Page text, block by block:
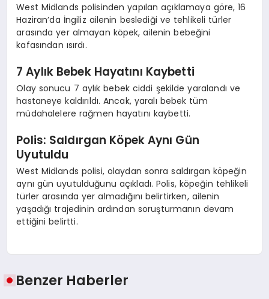
West Midlands polisinden yapılan açıklamaya göre, 16
Haziran’da İngiliz ailenin beslediği ve tehlikeli türler
arasında yer almayan köpek, ailenin bebeğini
kafasından ısırdı.
7 Aylık Bebek Hayatını Kaybetti
Olay sonucu 7 aylık bebek ciddi şekilde yaralandı ve
hastaneye kaldırıldı. Ancak, yaralı bebek tüm
müdahalelere rağmen hayatını kaybetti.
Polis: Saldırgan Köpek Aynı Gün
Uyutuldu
West Midlands polisi, olaydan sonra saldırgan köpeğin
aynı gün uyutulduğunu açıkladı. Polis, köpeğin tehlikeli
türler arasında yer almadığını belirtirken, ailenin
yaşadığı trajedinin ardından soruşturmanın devam
ettiğini belirtti.
Benzer Haberler